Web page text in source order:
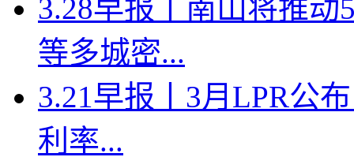
3.28早报丨南山将推
等多城密...
3.21早报丨3月LPR公
利率...